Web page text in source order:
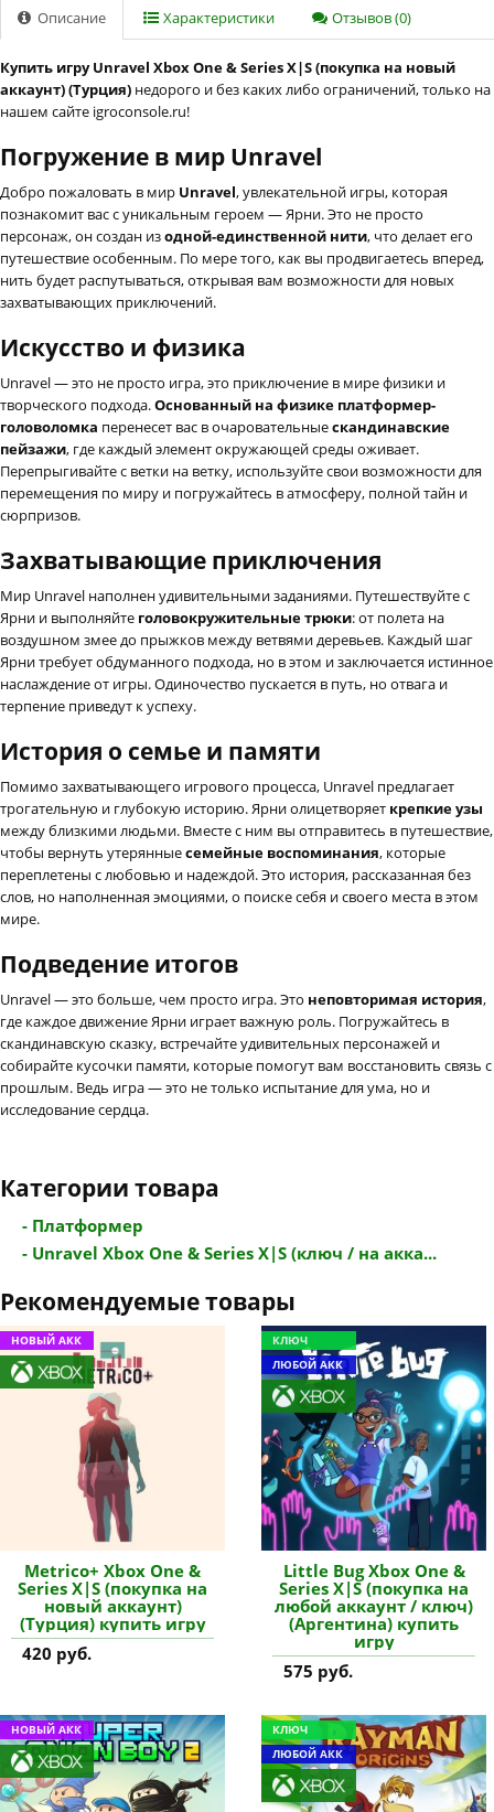
Описание Характеристики Отзывов (0)
Купить игру Unravel Xbox One & Series X|S (покупка на новый
аккаунт) (Турция) недорого и без каких либо ограничений, только на
нашем сайте igroconsole.ru!
Погружение в мир Unravel
Добро пожаловать в мир Unravel, увлекательной игры, которая
познакомит вас с уникальным героем — Ярни. Это не просто
персонаж, он создан изодной-единственной нити, что делает его
путешествие особенным. По мере того, как вы продвигаетесь вперед,
нить будет распутываться, открывая вам возможности для новых
захватывающих приключений.
Искусство и физика
Unravel — это не просто игра, это приключение в мире физики и
творческого подхода.Основанный на физике платформер-
головоломка перенесет вас в очаровательныескандинавские
пейзажи, где каждый элемент окружающей среды оживает.
Перепрыгивайте с ветки на ветку, используйте свои возможности для
перемещения по миру и погружайтесь в атмосферу, полной тайн и
сюрпризов.
Захватывающие приключения
Мир Unravel наполнен удивительными заданиями. Путешествуйте с
Ярни и выполняйте головокружительные трюки: от полета на
воздушном змее до прыжков между ветвями деревьев. Каждый шаг
Ярни требует обдуманного подхода, но в этом и заключается истинное
наслаждение от игры. Одиночество пускается в путь, но отвага и
терпение приведут к успеху.
История о семье и памяти
Помимо захватывающего игрового процесса, Unravel предлагает
трогательную и глубокую историю. Ярни олицетворяет крепкие узы
между близкими людьми. Вместе с ним вы отправитесь в путешествие,
чтобы вернуть утерянныесемейные воспоминания, которые
переплетены с любовью и надеждой. Это история, рассказанная без
слов, но наполненная эмоциями, о поиске себя и своего места в этом
мире.
Подведение итогов
Unravel — это больше, чем просто игра. Это неповторимая история,
где каждое движение Ярни играет важную роль. Погружайтесь в
скандинавскую сказку, встречайте удивительных персонажей и
собирайте кусочки памяти, которые помогут вам восстановить связь с
прошлым. Ведь игра — это не только испытание для ума, но и
исследование сердца.
Категории товара
- Платформер
- Unravel Xbox One & Series X|S (ключ / на акка...
Рекомендуемые товары
НОВЫЙ АКК
Metrico+ Xbox One &
Series X|S (покупка на
новый аккаунт)
(Турция) купить игру
420 руб.
КЛЮЧ
ЛЮБОЙ АКК
Little Bug Xbox One &
Series X|S (покупка на
любой аккаунт / ключ)
(Аргентина) купить
игру
575 руб.
НОВЫЙ АКК
КЛЮЧ
ЛЮБОЙ АКК